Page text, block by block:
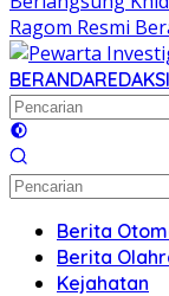
Ragom Resmi
BERANDAREDAKSI
Berita
Berita
Kejahatan